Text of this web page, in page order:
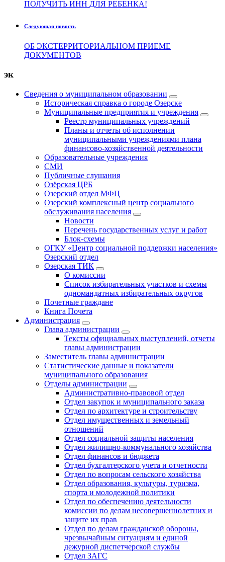
ПОЛУЧИТЬ ИНН ДЛЯ РЕБЕНКА!
Следующая новость
ОБ ЭКСТЕРРИТОРИАЛЬНОМ ПРИЕМЕ
ДОКУМЕНТОВ
эк
Сведения о муниципальном образовании
Историческая справка о городе Озерске
Муниципальные предприятия и учреждения
Реестр муниципальных учреждений
Планы и отчеты об исполнении
муниципальными учреждениями плана
финансово-хозяйственной деятельности
Образовательные учреждения
СМИ
Публичные слушания
Озёрская ЦРБ
Озерский отдел МФЦ
Озерский комплексный центр социального
обслуживания населения
Новости
Перечень государственных услуг и работ
Блок-схемы
ОГКУ «Центр социальной поддержки населения»
Озерский отдел
Озерская ТИК
О комиссии
Список избирательных участков и схемы
одномандатных избирательных округов
Почетные граждане
Книга Почета
Администрация
Глава администрации
Тексты официальных выступлений, отчеты
главы администрации
Заместитель главы администрации
Статистические данные и показатели
муниципального образования
Отделы администрации
Административно-правовой отдел
Отдел закупок и муниципального заказа
Отдел по архитектуре и строительству
Отдел имущественных и земельный
отношений
Отдел социальной защиты населения
Отдел жилищно-коммунального хозяйства
Отдел финансов и бюджета
Отдел бухгалтерского учета и отчетности
Отдел по вопросам сельского хозяйства
Отдел образования, культуры, туризма,
спорта и молодежной политики
Отдел по обеспечению деятельности
комиссии по делам несовершеннолетних и
защите их прав
Отдел по делам гражданской обороны,
чрезвычайным ситуациям и единой
дежурной диспетчерской службы
Отдел ЗАГС